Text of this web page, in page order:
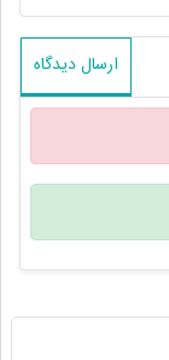
ارسال دیدگاه